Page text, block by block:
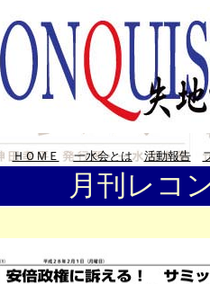
ＨＯＭＥ 一水会とは 活動報告
月刊レコ